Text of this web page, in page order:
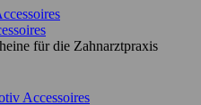
für die Zahnarztpraxis